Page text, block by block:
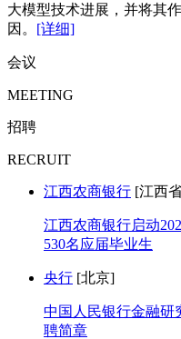
大模型技术进展，并将其
因。 [详细]
会议
MEETING
招聘
RECRUIT
江西农商银行 [江西
江西农商银行启动
530名应届毕业生
央行 [北京]
中国人民银行金融研
聘简章